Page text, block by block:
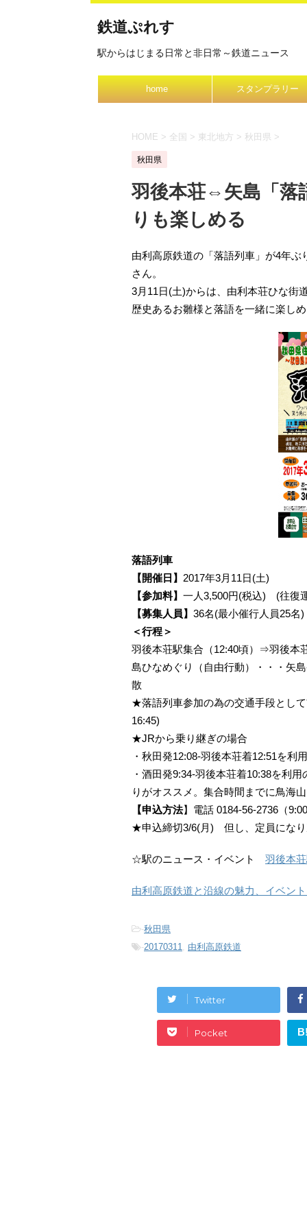
鉄道ぷれす
駅からはじまる日常と非日常～鉄道ニュース
home スタンプラリー
HOME > 全国 > 東北地方 > 秋田県 >
秋田県
羽後本荘⇔矢島「落
りも楽しめる
由利高原鉄道の「落語列車」が4年
さん。
3月11日(土)からは、由利本荘ひな街
歴史あるお雛様と落語を一緒に楽し
落語列車
【開催日】 2017年3月11日(土)
【参加料】 一人3,500円(税込) (往復
【募集人員】 36名(最小催行人員25
＜行程＞
羽後本荘駅集合（12:40頃）⇒羽後本
島ひなめぐり（自由行動）・・・矢
散
★落語列車参加の為の交通手段とし
16:45)
★JRから乗り継ぎの場合
・秋田発12:08-羽後本荘着12:51を利
・酒田発9:34-羽後本荘着10:38を利
りがオススメ。集合時間までに鳥海
【申込方法】電話 0184-56-2736（
★申込締切3/6(月) 但し、定員になり
☆駅のニュース・イベント 羽後本
由利高原鉄道と沿線の魅力、イベン
-秋田県
-20170311, 由利高原鉄道
Twitter
Pocket